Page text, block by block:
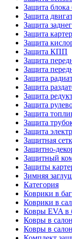
Защита блока
Защита
Защита
Защита
Защита
Защита КПП
Защита
Защита
Защита
Защита
Защита
Защита
Защита
Защита
Защита
Защитная
Защитно-
Защитный
Защиты
Зимняя
Категория
Коврики в
Коврики в
Ковры EVA в
Ковры в
Ковры в